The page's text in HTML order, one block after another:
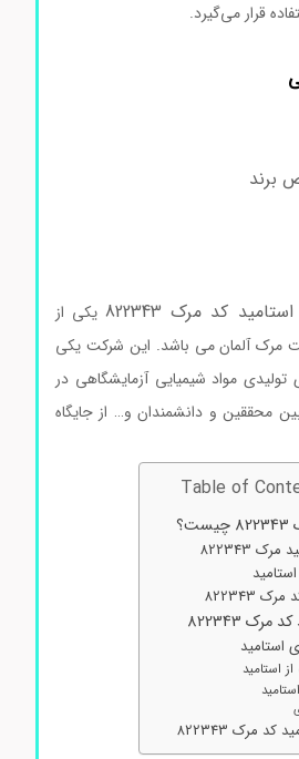
قرار می‌گیرد.
کد مرک 822343
یکی از
آلمان می باشد. این شرکت یکی
مواد شیمیایی آزمایشگاهی در
و دانشمندان و… از جایگاه
Table of
822343